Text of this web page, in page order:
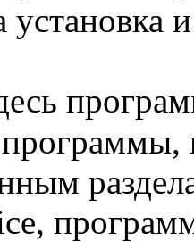
установка